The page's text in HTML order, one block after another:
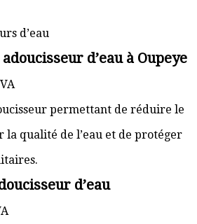
d’eau
d’eau à Oupeye
permettant de réduire le
la qualité de l’eau et de protéger
d’eau